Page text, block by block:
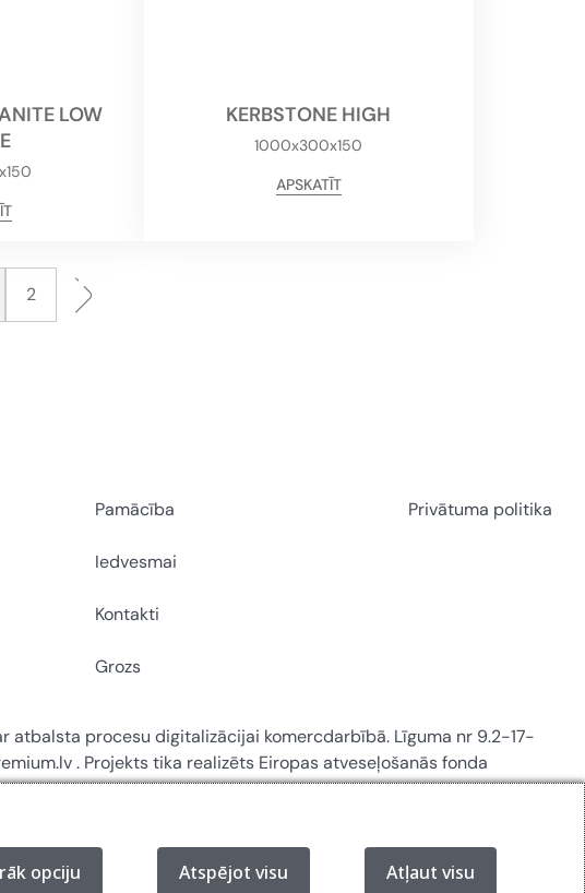
LOW
KERBSTONE HIGH
1000x300x150
APSKATĪT
2
Pamācība
Iedvesmai
Kontakti
Grozs
Privātuma politika
atbalsta procesu digitalizācijai komercdarbībā. Līguma nr 9.2-17-
. Projekts tika realizēts Eiropas atveseļošanās fonda
opciju Atspējot visu Atļaut visu